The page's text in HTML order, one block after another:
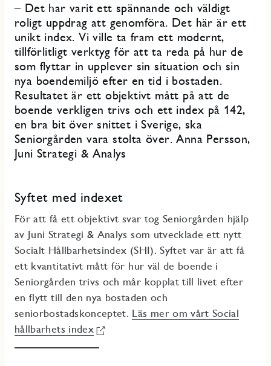
– Det har varit ett spännande och väldigt
roligt uppdrag att genomföra. Det här är ett
unikt index. Vi ville ta fram ett modernt,
tillförlitligt verktyg för att ta reda på hur de
som flyttar in upplever sin situation och sin
nya boendemiljö efter en tid i bostaden.
Resultatet är ett objektivt mått på att de
boende verkligen trivs och ett index på 142,
en bra bit över snittet i Sverige, ska
Seniorgården vara stolta över. Anna Persson,
Juni Strategi & Analys
Syftet med indexet
För att få ett objektivt svar tog Seniorgården hjälp
av Juni Strategi & Analys som utvecklade ett nytt
Socialt Hållbarhetsindex (SHI). Syftet var är att få
ett kvantitativt mått för hur väl de boende i
Seniorgården trivs och mår kopplat till livet efter
en flytt till den nya bostaden och
seniorbostadskonceptet. Läs mer om vårt Social
hållbarhets index